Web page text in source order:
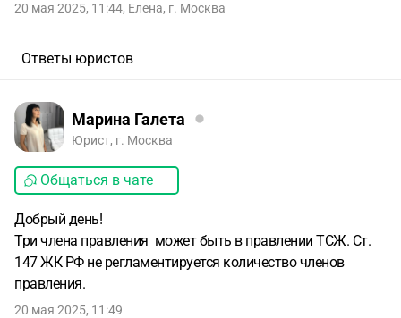
20 мая 2025, 11:44, Елена, г. Москва
Ответы юристов
Марина Галета
Юрист, г. Москва
Общаться в чате
Добрый день!
Три члена правления может быть в правлении ТСЖ. Ст.
147 ЖК РФ не регламентируется количество членов
правления.
20 мая 2025, 11:49